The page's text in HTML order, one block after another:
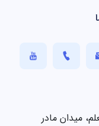
میدان مادر